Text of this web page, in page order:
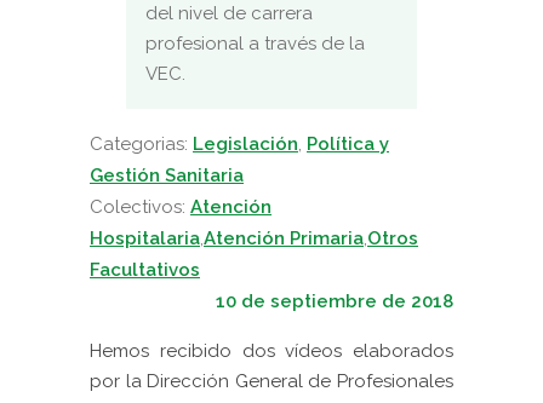
del nivel de carrera
profesional a través de la
VEC.
Categorias: Legislación, Política y
Gestión Sanitaria
Colectivos: Atención
Hospitalaria,Atención Primaria,Otros
Facultativos
10 de septiembre de 2018
Hemos recibido dos vídeos elaborados
por la Dirección General de Profesionales